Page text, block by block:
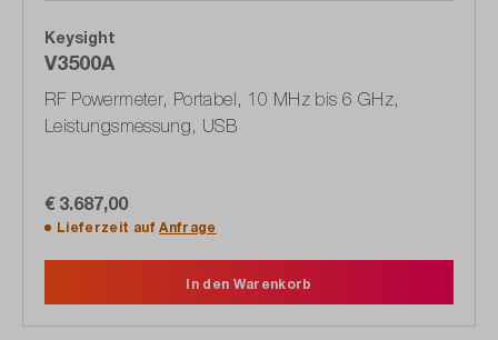
Keysight
V3500A
RF Powermeter, Portabel, 10 MHz bis 6 GHz,
Leistungsmessung, USB
€ 3.687,00
Lieferzeit aufAnfrage
In den Warenkorb